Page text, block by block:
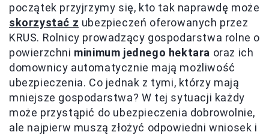
początek przyjrzymy się, kto tak naprawdę może
skorzystać z ubezpieczeń oferowanych przez
KRUS. Rolnicy prowadzący gospodarstwa rolne o
powierzchni minimum jednego hektara oraz ich
domownicy automatycznie mają możliwość
ubezpieczenia. Co jednak z tymi, którzy mają
mniejsze gospodarstwa? W tej sytuacji każdy
może przystąpić do ubezpieczenia dobrowolnie,
ale najpierw muszą złożyć odpowiedni wniosek i